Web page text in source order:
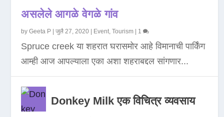
असलेले आगळे वेगळे गांव
byGeeta P |जुलै 27, 2020 Event,Tourism 1
Spruce creek या शहरात घरासमोर आहे विमानाची पार्किंग
आम्ही आज आपल्याला एका अशा शहराबद्दल सांगणार...
Donkey Milk एक विचित्र व्यवसाय